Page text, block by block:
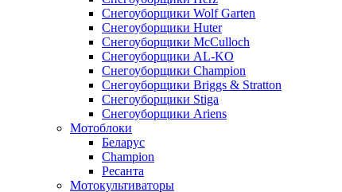
Снегоуборщики Wolf Garten
Снегоуборщики Huter
Снегоуборщики McCulloch
Снегоуборщики AL-KO
Снегоуборщики Champion
Снегоуборщики Briggs & Stratton
Снегоуборщики Stiga
Снегоуборщики Ariens
Мотоблоки
Беларус
Champion
Ресанта
Мотокультиваторы